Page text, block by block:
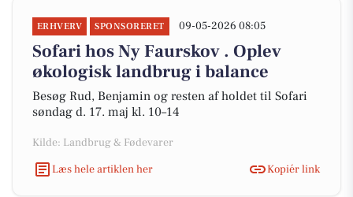
ERHVERV SPONSORERET 09-05-2026 08:05
Sofari hos Ny Faurskov . Oplev
økologisk landbrug i balance
Besøg Rud, Benjamin og resten af holdet til Sofari
søndag d. 17. maj kl. 10–14
Kilde: Landbrug & Fødevarer
Læs hele artiklen her
Kopiér link